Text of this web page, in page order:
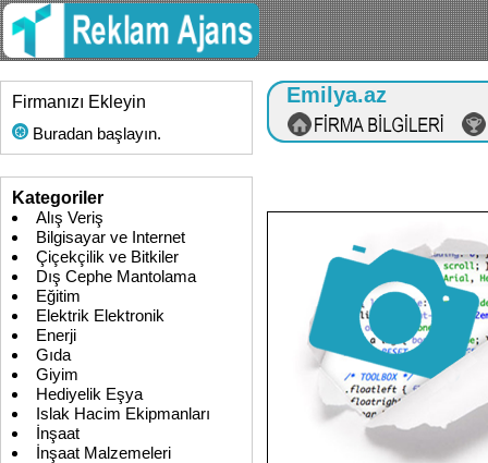
Firmanızı Ekleyin
Buradan başlayın.
Kategoriler
Alış Veriş
Bilgisayar ve Internet
Çiçekçilik ve Bitkiler
Dış Cephe Mantolama
Eğitim
Elektrik Elektronik
Enerji
Gıda
Giyim
Hediyelik Eşya
Islak Hacim Ekipmanları
İnşaat
İnşaat Malzemeleri
Emilya.az